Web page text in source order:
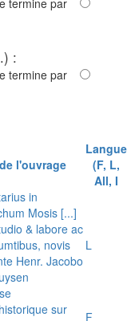
:
termine par
l'ouvrage
Langue
(F, L,
All, I
in
Mosis [...]
& labore ac
novis
Henr. Jacobo
L
sur
F